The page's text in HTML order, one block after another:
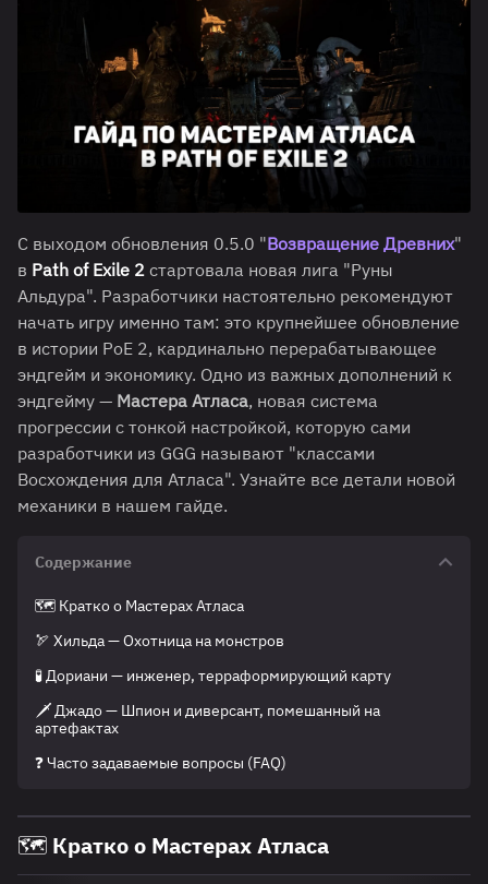
С выходом обновления 0.5.0 "Возвращение Древних"
в Path of Exile 2 стартовала новая лига "Руны
Альдура". Разработчики настоятельно рекомендуют
начать игру именно там: это крупнейшее обновление
в истории PoE 2, кардинально перерабатывающее
эндгейм и экономику. Одно из важных дополнений к
эндгейму — Мастера Атласа, новая система
прогрессии с тонкой настройкой, которую сами
разработчики из GGG называют "классами
Восхождения для Атласа". Узнайте все детали новой
механики в нашем гайде.
Содержание
🗺️ Кратко о Мастерах Атласа
🏹 Хильда — Охотница на монстров
🧪 Дориани — инженер, терраформирующий карту
🗡️ Джадо — Шпион и диверсант, помешанный на
артефактах
❓ Часто задаваемые вопросы (FAQ)
🗺️ Кратко о Мастерах Атласа